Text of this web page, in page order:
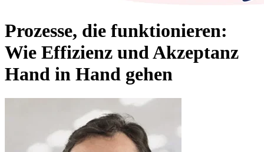
Prozesse, die funktionieren:
Wie Effizienz und Akzeptanz
Hand in Hand gehen